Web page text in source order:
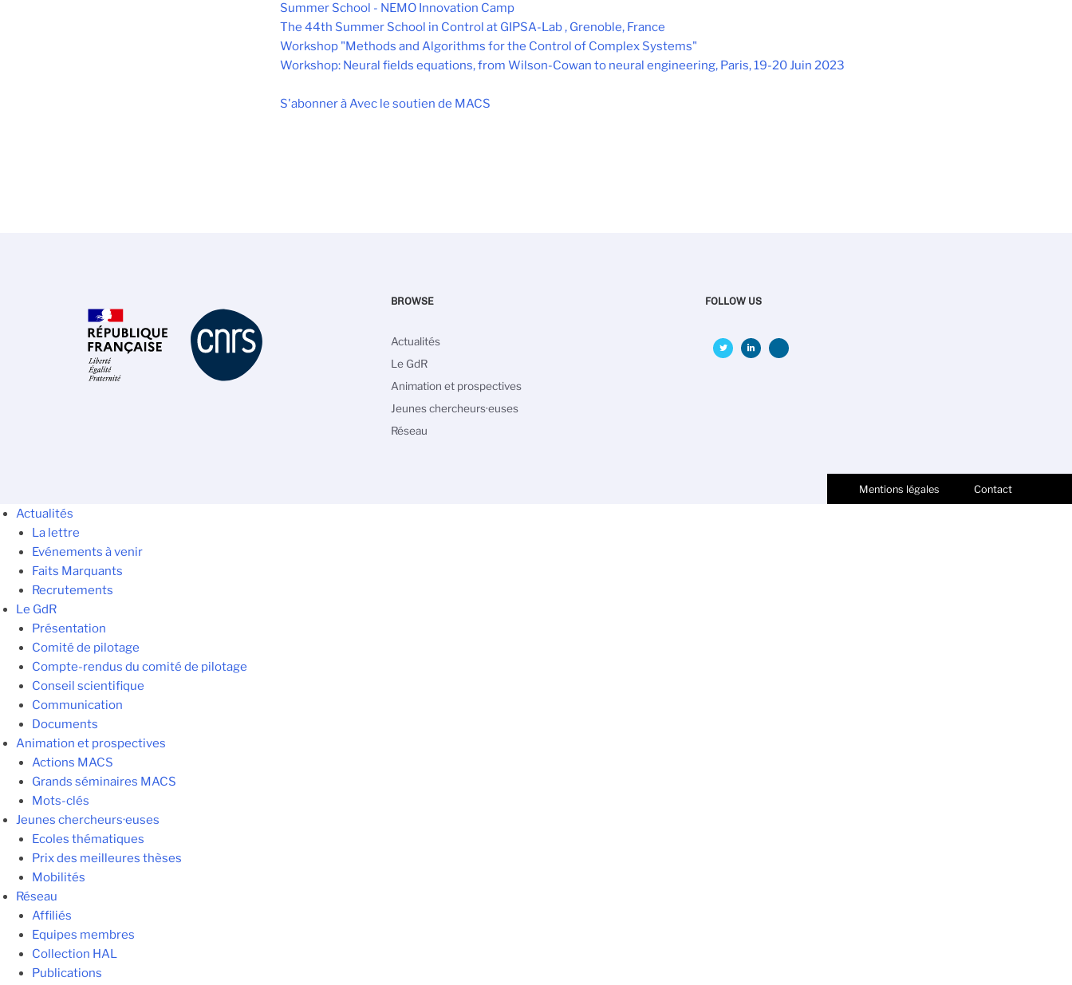
Summer School - NEMO Innovation Camp
The 44th Summer School in Control at GIPSA-Lab , Grenoble, France
Workshop "Methods and Algorithms for the Control of Complex Systems"
Workshop: Neural fields equations, from Wilson-Cowan to neural engineering, Paris, 19-20 Juin 2023
S'abonner à Avec le soutien de MACS
BROWSE
Navigation
principale
Actualités
Le GdR
Animation et prospectives
Jeunes chercheurs·euses
Réseau
FOLLOW US
Mentions légales Contact
Actualités
La lettre
Evénements à venir
Faits Marquants
Recrutements
Le GdR
Présentation
Comité de pilotage
Compte-rendus du comité de pilotage
Conseil scientifique
Communication
Documents
Animation et prospectives
Actions MACS
Grands séminaires MACS
Mots-clés
Jeunes chercheurs·euses
Ecoles thématiques
Prix des meilleures thèses
Mobilités
Réseau
Affiliés
Equipes membres
Collection HAL
Publications